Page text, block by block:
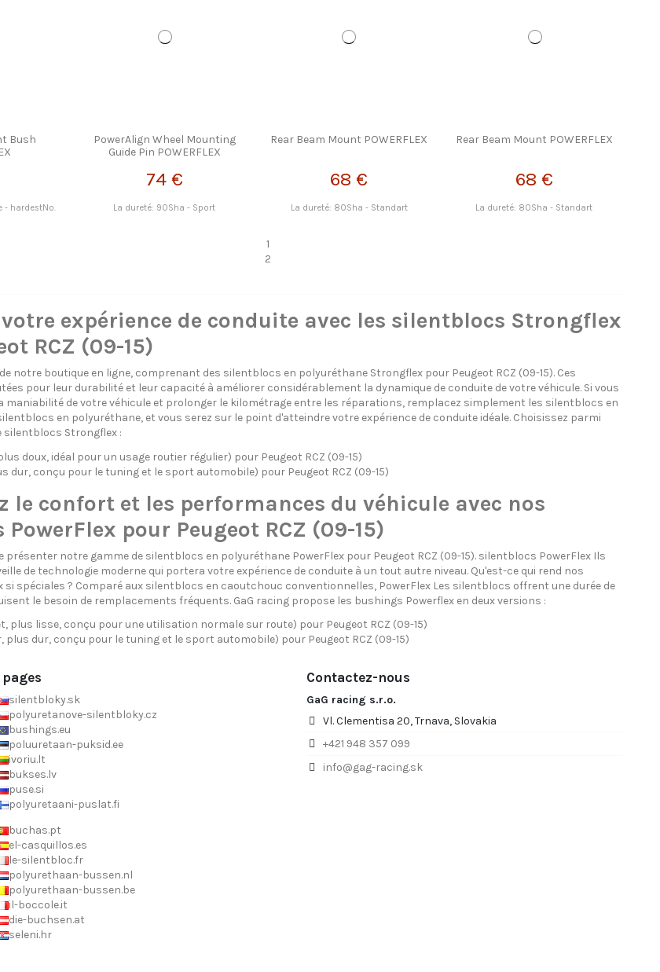
Bush
- hardestNo.
PowerAlign Wheel Mounting
Guide Pin POWERFLEX
74 €
La dureté: 90Sha - Sport
Rear Beam Mount POWERFLEX
68 €
La dureté: 80Sha - Standart
Rear Beam Mount POWERFLEX
68 €
La dureté: 80Sha - Standart
1
2
expérience de conduite avec les silentblocs Strongflex
RCZ (09-15)
notre boutique en ligne, comprenant des silentblocs en polyuréthane Strongflex pour Peugeot RCZ (09-15). Ces
pour leur durabilité et leur capacité à améliorer considérablement la dynamique de conduite de votre véhicule. Si vous
maniabilité de votre véhicule et prolonger le kilométrage entre les réparations, remplacez simplement les silentblocs en
en polyuréthane, et vous serez sur le point d'atteindre votre expérience de conduite idéale. Choisissez parmi
silentblocs Strongflex :
doux, idéal pour un usage routier régulier) pour Peugeot RCZ (09-15)
dur, conçu pour le tuning et le sport automobile) pour Peugeot RCZ (09-15)
le confort et les performances du véhicule avec nos
pour Peugeot RCZ (09-15)
présenter notre gamme de silentblocs en polyuréthane PowerFlex pour Peugeot RCZ (09-15). silentblocs PowerFlex Ils
de technologie moderne qui portera votre expérience de conduite à un tout autre niveau. Qu'est-ce qui rend nos
si spéciales ? Comparé aux silentblocs en caoutchouc conventionnelles, PowerFlex Les silentblocs offrent une durée de
le besoin de remplacements fréquents. GaG racing propose les bushings Powerflex en deux versions :
plus lisse, conçu pour une utilisation normale sur route) pour Peugeot RCZ (09-15)
plus dur, conçu pour le tuning et le sport automobile) pour Peugeot RCZ (09-15)
pages
silentbloky.sk
polyuretanove-silentbloky.cz
bushings.eu
poluuretaan-puksid.ee
ivoriu.lt
bukses.lv
puse.si
polyuretaani-puslat.fi
buchas.pt
el-casquillos.es
le-silentbloc.fr
polyurethaan-bussen.nl
polyurethaan-bussen.be
il-boccole.it
die-buchsen.at
seleni.hr
Contactez-nous
GaG racing s.r.o.
Vl. Clementisa 20, Trnava, Slovakia
+421 948 357 099
info@gag-racing.sk